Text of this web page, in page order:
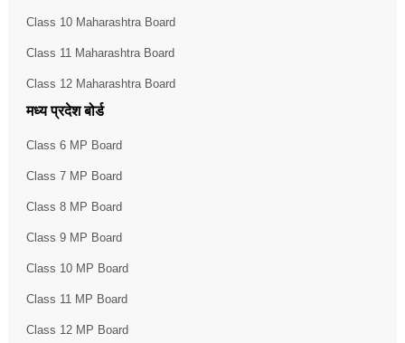
Class 10 Maharashtra Board
Class 11 Maharashtra Board
Class 12 Maharashtra Board
मध्य प्रदेश बोर्ड
Class 6 MP Board
Class 7 MP Board
Class 8 MP Board
Class 9 MP Board
Class 10 MP Board
Class 11 MP Board
Class 12 MP Board